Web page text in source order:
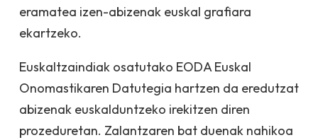
eramatea izen-abizenak euskal grafiara
ekartzeko.
Euskaltzaindiak osatutako EODA Euskal
Onomastikaren Datutegia hartzen da eredutzat
abizenak euskalduntzeko irekitzen diren
prozeduretan. Zalantzaren bat duenak nahikoa